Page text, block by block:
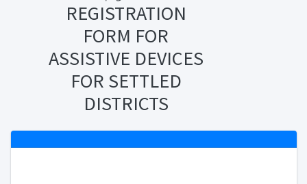
REGISTRATION
FORM FOR
ASSISTIVE DEVICES
FOR SETTLED
DISTRICTS